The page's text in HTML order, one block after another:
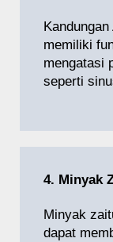
memiliki
mengatasi
seperti
4. Minyak
Minyak
dapat